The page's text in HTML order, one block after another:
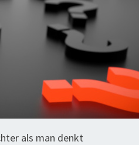
als man denkt